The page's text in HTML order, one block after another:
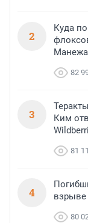
2
Куда
82
3
Ким
81
4
80